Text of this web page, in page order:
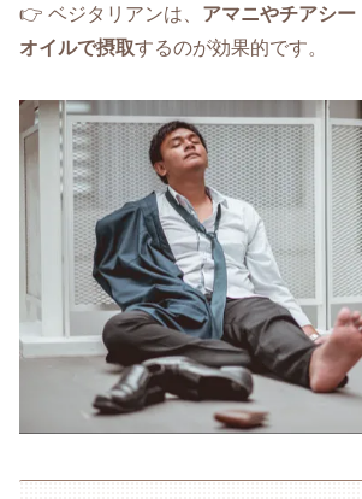
👉 ベジタリアンは、 アマニやチアシ
オイルで摂取するのが効果的です。